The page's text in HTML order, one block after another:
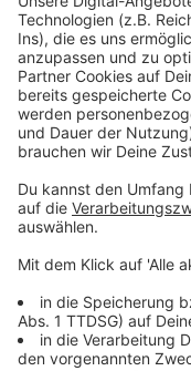
Verkehr wichtigen
Welche das sind
Priorisierung
10-Jahres-
Tunnel
Mehr
Haushalts-
Innovative